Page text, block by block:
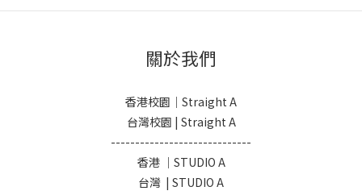
關於我們
香港校園｜Straight A
台灣校園 | Straight A
-----------------------------
香港 ｜STUDIO A
台灣 | STUDIO A